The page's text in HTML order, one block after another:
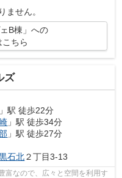
ません。
B棟」への
ちら
ズ
」駅 徒歩22分
」駅 徒歩34分
」駅 徒歩27分
石北２丁目3-13
富なので、広々と空間を利用す